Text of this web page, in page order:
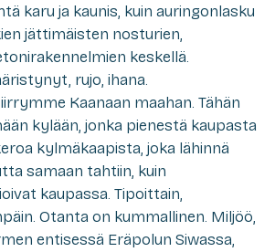
karu ja kaunis, kuin auringonlasku
jättimäisten nosturien,
keskellä.
rujo, ihana.
Kaanaan maahan. Tähän
kylään, jonka pienestä kaupasta
kylmäkaapista, joka lähinnä
samaan tahtiin, kuin
kaupassa. Tipoittain,
Otanta on kummallinen. Miljöö,
entisessä Eräpolun Siwassa,